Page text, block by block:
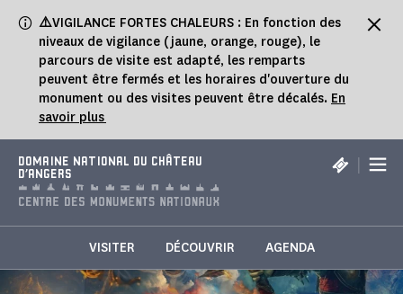
⚠️VIGILANCE FORTES CHALEURS : En fonction des
niveaux de vigilance (jaune, orange, rouge), le
parcours de visite est adapté, les remparts
peuvent être fermés et les horaires d'ouverture du
monument ou des visites peuvent être décalés. En
savoir plus
DOMAINE NATIONAL DU CHÂTEAU
D'ANGERS
|
VISITER DÉCOUVRIR AGENDA